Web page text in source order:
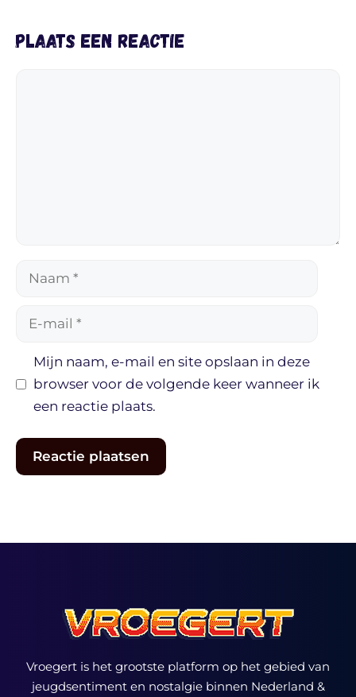
Plaats een reactie
Naam
Mijn naam, e-mail en site opslaan in deze
browser voor de volgende keer wanneer ik
een reactie plaats.
Vroegert is het grootste platform op het gebied van
jeugdsentiment en nostalgie binnen Nederland &